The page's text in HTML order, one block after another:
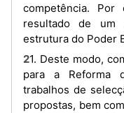
competência.
resultado de um
estrutura do Poder
21. Deste modo, compete à Comissão Interministerial
para a Reforma
trabalhos de
propostas, bem